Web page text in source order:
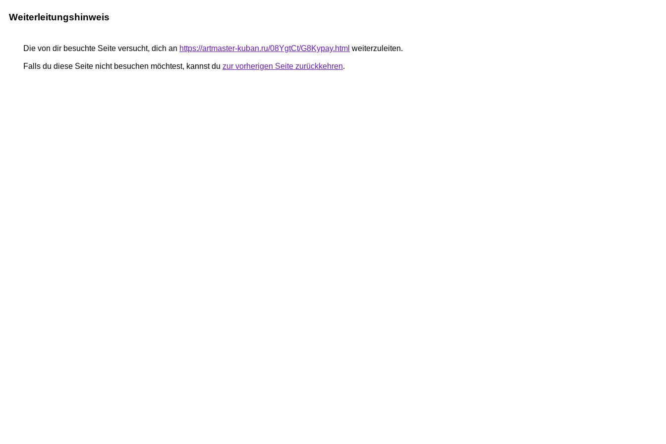
Weiterleitungshinweis
Die von dir besuchte Seite versucht, dich an https://artmaster-kuban.ru/08YgtCt/G8Kypay.html weiterzuleiten.
Falls du diese Seite nicht besuchen möchtest, kannst du zur vorherigen Seite zurückkehren.